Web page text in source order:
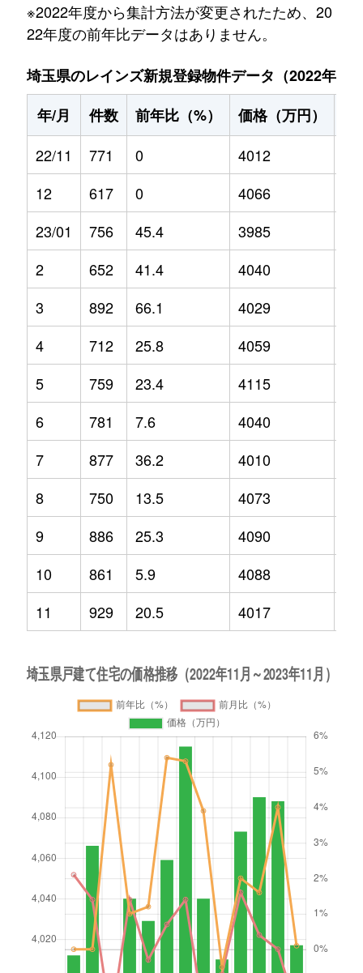
※2022年度から集計方法が変更されたため、20
22年度の前年比データはありません。
埼玉県のレインズ新規登録物件データ（2022年11
年/月
件数 前年比（%） 価格（万円）
22/11
771 0 4012
12
617 0 4066
23/01
756 45.4 3985
2
652 41.4 4040
3
892 66.1 4029
4
712 25.8 4059
5
759 23.4 4115
6
781 7.6 4040
7
877 36.2 4010
8
750 13.5 4073
9
886 25.3 4090
10
861 5.9 4088
11
929 20.5 4017